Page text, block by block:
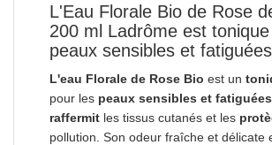
L'Eau Florale Bio de Rose
200 ml Ladrôme est
peaux sensibles et
L'eau Florale de Rose Bio est un
pour les peaux sensibles et fatiguées
raffermit les tissus cutanés et les
pollution. Son odeur fraîche et délicate